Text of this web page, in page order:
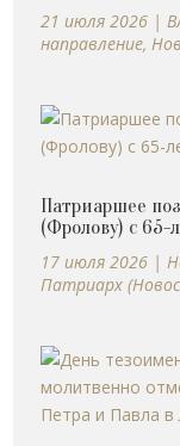
21 июля 2026 |
направление,
Патриаршее
(Фролову) с 65-
17 июля 2026 |
Патриарх